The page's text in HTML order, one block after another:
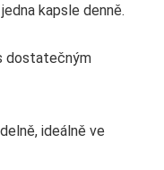
kapsle denně.
dostatečným
ideálně ve